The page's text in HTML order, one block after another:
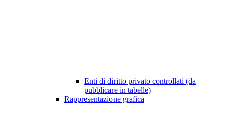
Enti di diritto privato controllati (da
pubblicare in tabelle)
Rappresentazione grafica